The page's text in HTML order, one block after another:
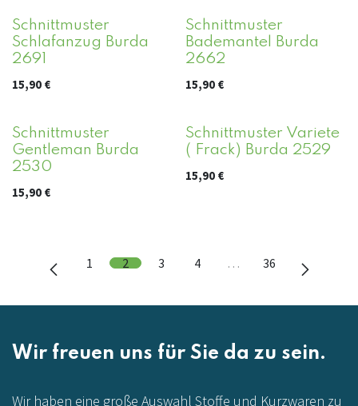
Schnittmuster
Schlafanzug Burda
2691
15,90 €
Schnittmuster
Bademantel Burda
2662
15,90€
Schnittmuster
Gentleman Burda
2530
15,90 €
Schnittmuster Variete
( Frack) Burda 2529
15,90€
1 2 3 4 … 36
Wir freuen uns für Sie da zu sein.
Wir haben eine große Auswahl Stoffe und Kurzwaren zu